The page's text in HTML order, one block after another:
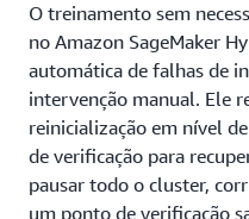
O treinamento sem
no Amazon SageMaker
automática de falhas de
intervenção manual. Ele
reinicialização em nível
de verificação para
pausar todo o cluster,
um ponto de verificação